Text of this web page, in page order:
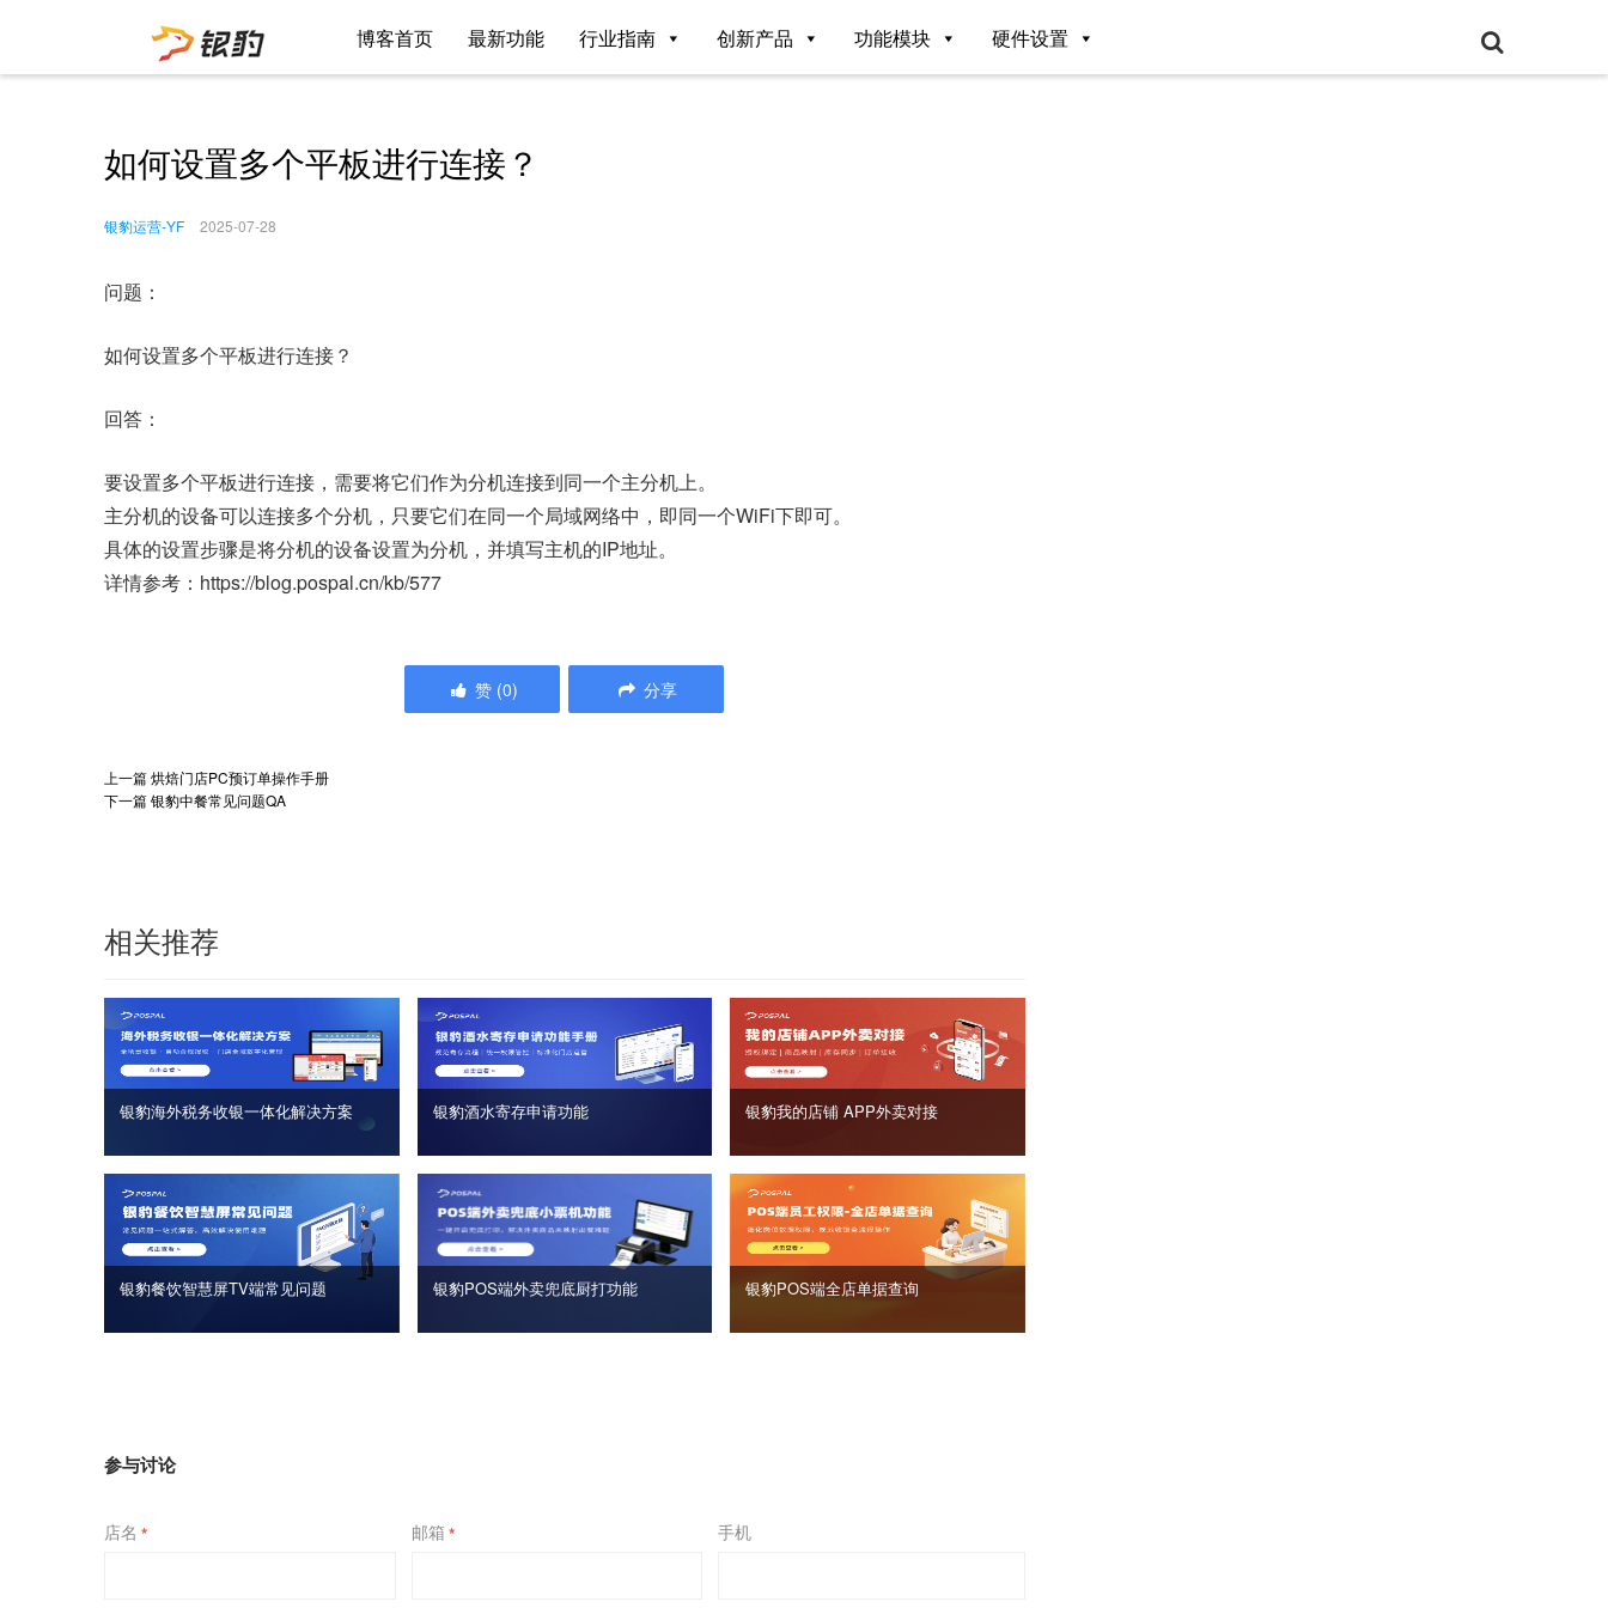
博客首页 最新功能 行业指南 创新产品 功能模块 硬件设置
如何设置多个平板进行连接？
银豹运营-YF 2025-07-28
问题：
如何设置多个平板进行连接？
回答：
要设置多个平板进行连接，需要将它们作为分机连接到同一个主分机上。
主分机的设备可以连接多个分机，只要它们在同一个局域网络中，即同一个WiFi下即可。
具体的设置步骤是将分机的设备设置为分机，并填写主机的IP地址。
详情参考：https://blog.pospal.cn/kb/577
赞 (0) 分享
上一篇烘焙门店PC预订单操作手册
下一篇银豹中餐常见问题QA
相关推荐
银豹海外税务收银一体化解决方案 银豹酒水寄存申请功能 银豹我的店铺 APP外卖对接
银豹餐饮智慧屏TV端常见问题 银豹POS端外卖兜底厨打功能 银豹POS端全店单据查询
参与讨论
店名 * 邮箱 * 手机